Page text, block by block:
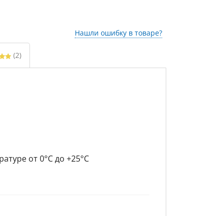
Нашли ошибку в товаре?
(2)
от 0°C до +25°C